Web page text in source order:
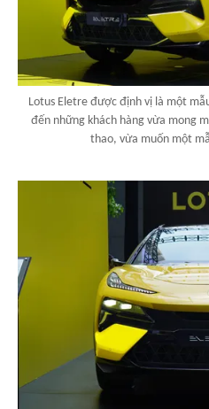
Lotus Eletre được định vị là một
đến những khách hàng vừa mong
thao, vừa muốn một